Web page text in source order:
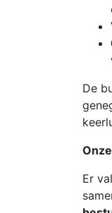
De
Er